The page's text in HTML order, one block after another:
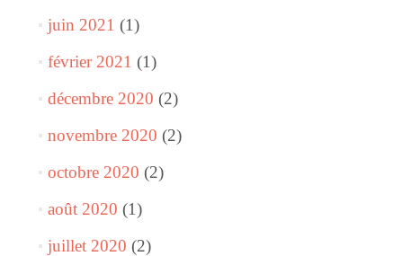
juin 2021 (1)
février 2021 (1)
décembre 2020 (2)
novembre 2020 (2)
octobre 2020 (2)
août 2020 (1)
juillet 2020 (2)